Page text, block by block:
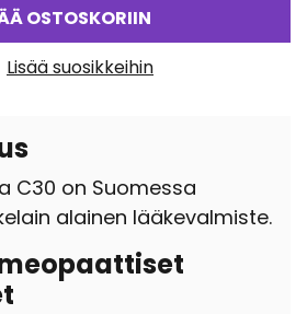
OSTOSKORIIN
Lisää suosikkeihin
C30 on Suomessa
alainen lääkevalmiste.